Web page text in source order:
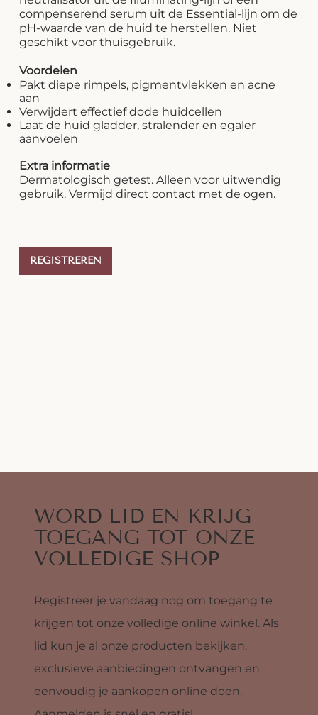
compenserend serum uit de Essential-lijn om de
pH-waarde van de huid te herstellen. Niet
geschikt voor thuisgebruik.
Voordelen
Pakt diepe rimpels, pigmentvlekken en acne
aan
Verwijdert effectief dode huidcellen
Laat de huid gladder, stralender en egaler
aanvoelen
Extra informatie
Dermatologisch getest. Alleen voor uitwendig
gebruik. Vermijd direct contact met de ogen.
REGISTREREN
WORD LID EN KRIJG
TOEGANG TOT ONZE
VOLLEDIGE SHOP
Registreer je vandaag nog om toegang te
krijgen tot onze volledige online winkel. Als
lid kun je al onze producten bekijken,
exclusieve aanbiedingen ontvangen en
eenvoudig je aankopen online doen.